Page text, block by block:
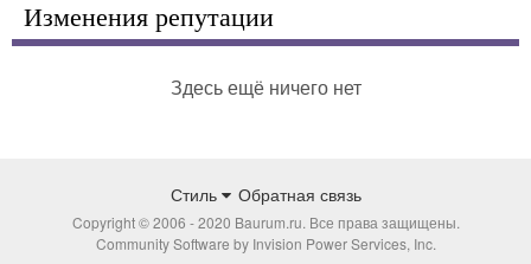
Изменения репутации
Здесь ещё ничего нет
Стиль Обратная связь
Copyright © 2006 - 2020 Baurum.ru. Все права защищены.
Community Software by Invision Power Services, Inc.